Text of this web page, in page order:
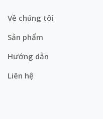
Về chúng tôi
Sản phẩm
Hướng dẫn
Liên hệ